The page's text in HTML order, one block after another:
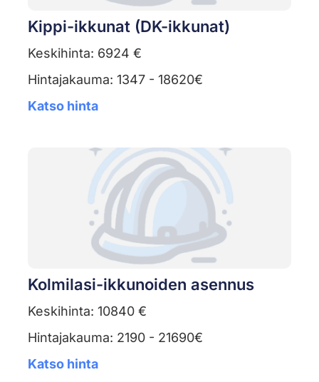
Kippi-ikkunat (DK-ikkunat)
Keskihinta: 6924 €
Hintajakauma: 1347 - 18620€
Katso hinta
Kolmilasi-ikkunoiden asennus
Keskihinta: 10840 €
Hintajakauma: 2190 - 21690€
Katso hinta